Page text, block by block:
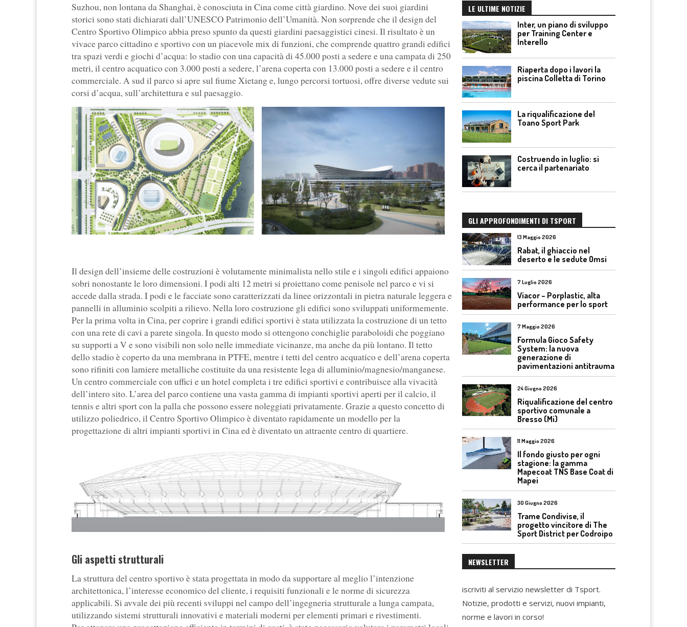
Suzhou, non lontana da Shanghai, è conosciuta in Cina come città giardino. Nove dei suoi giardini
storici sono stati dichiarati dall’UNESCO Patrimonio dell’Umanità. Non sorprende che il design del
Centro Sportivo Olimpico abbia preso spunto da questi giardini paesaggistici cinesi. Il risultato è un
vivace parco cittadino e sportivo con un piacevole mix di funzioni, che comprende quattro grandi edifici
tra spazi verdi e giochi d’acqua: lo stadio con una capacità di 45.000 posti a sedere e una campata di 250
metri, il centro acquatico con 3.000 posti a sedere, l’arena coperta con 13.000 posti a sedere e il centro
commerciale. A sud il parco si apre sul fiume Xietang e, lungo percorsi tortuosi, offre diverse vedute sui
corsi d’acqua, sull’architettura e sul paesaggio.
Il design dell’insieme delle costruzioni è volutamente minimalista nello stile e i singoli edifici appaiono
sobri nonostante le loro dimensioni. I podi alti 12 metri si proiettano come penisole nel parco e vi si
accede dalla strada. I podi e le facciate sono caratterizzati da linee orizzontali in pietra naturale leggera e
pannelli in alluminio scolpiti a rilievo. Nella loro costruzione gli edifici sono sviluppati uniformemente.
Per la prima volta in Cina, per coprire i grandi edifici sportivi è stata utilizzata la costruzione di un tetto
con una rete di cavi a parete singola. In questo modo si ottengono conchiglie paraboloidi che poggiano
su supporti a V e sono visibili non solo nelle immediate vicinanze, ma anche da più lontano. Il tetto
dello stadio è coperto da una membrana in PTFE, mentre i tetti del centro acquatico e dell’arena coperta
sono rifiniti con lamiere metalliche costituite da una resistente lega di alluminio/magnesio/manganese.
Un centro commerciale con uffici e un hotel completa i tre edifici sportivi e contribuisce alla vivacità
dell’intero sito. L’area del parco contiene una vasta gamma di impianti sportivi aperti per il calcio, il
tennis e altri sport con la palla che possono essere noleggiati privatamente. Grazie a questo concetto di
utilizzo poliedrico, il Centro Sportivo Olimpico è diventato rapidamente un modello per la
progettazione di altri impianti sportivi in Cina ed è diventato un attraente centro di quartiere.
Gli aspetti strutturali
La struttura del centro sportivo è stata progettata in modo da supportare al meglio l’intenzione
architettonica, l’interesse economico del cliente, i requisiti funzionali e le norme di sicurezza
applicabili. Si avvale dei più recenti sviluppi nel campo dell’ingegneria strutturale a lunga campata,
utilizzando sistemi strutturali innovativi e materiali moderni per elementi primari e rivestimenti.
LE ULTIME NOTIZIE
Inter, un piano di sviluppo
per Training Center e
Interello
Riaperta dopo i lavori la
piscina Colletta di Torino
La riqualificazione del
Toano Sport Park
Costruendo in luglio: si
cerca il partenariato
GLI APPROFONDIMENTI DI TSPORT
13 Maggio 2026
Rabat, il ghiaccio nel
deserto e le sedute Omsi
7 Luglio 2026
Viacor – Porplastic, alta
performance per lo sport
7 Maggio 2026
Formula Gioco Safety
System: la nuova
generazione di
pavimentazioni antitrauma
24 Giugno 2026
Riqualificazione del centro
sportivo comunale a
Bresso (Mi)
11 Maggio 2026
Il fondo giusto per ogni
stagione: la gamma
Mapecoat TNS Base Coat di
Mapei
30 Giugno 2026
Trame Condivise, il
progetto vincitore di The
Sport District per Codroipo
NEWSLETTER
iscriviti al servizio newsletter di Tsport.
Notizie, prodotti e servizi, nuovi impianti,
norme e lavori in corso!